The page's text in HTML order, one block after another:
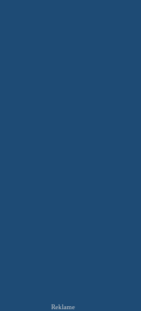
Reklame